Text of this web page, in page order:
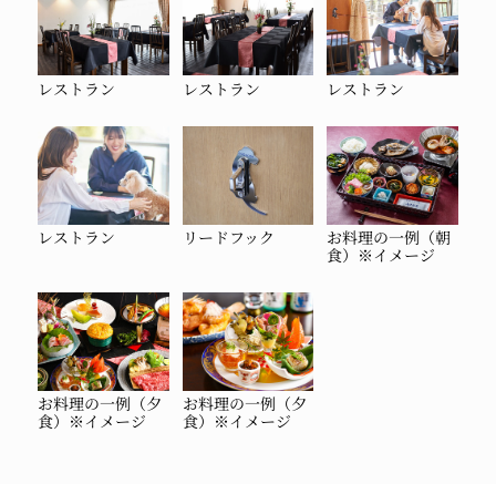
レストラン レストラン レストラン
レストラン リードフック
お料理の一例（朝
食）※イメージ
お料理の一例（夕
食）※イメージ
お料理の一例（夕
食）※イメージ